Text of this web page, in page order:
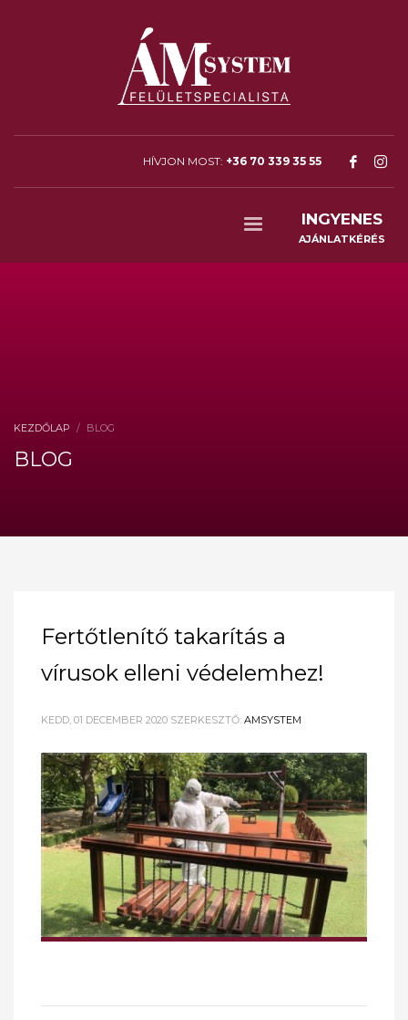
HÍVJON MOST: +36 70 339 35 55
INGYENES
AJÁNLATKÉRÉS
KEZDŐLAP BLOG
BLOG
Fertőtlenítő takarítás a
vírusok elleni védelemhez!
KEDD, 01 DECEMBER 2020 SZERKESZTŐ: AMSYSTEM